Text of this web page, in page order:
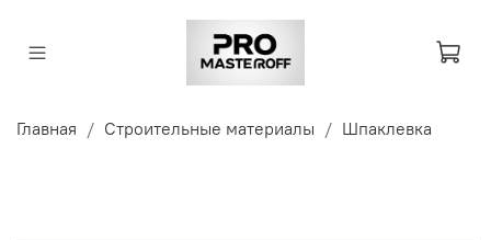
Главная Строительные материалы Шпаклевка